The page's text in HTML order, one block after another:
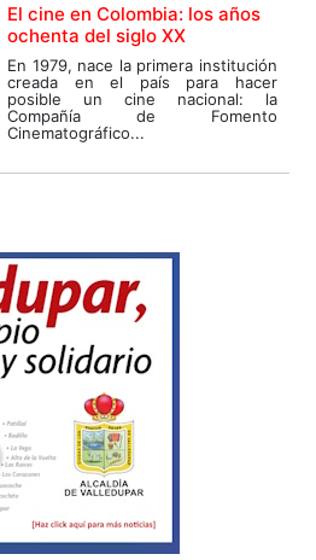
El cine en Colombia: los años
ochenta del siglo XX
En 1979, nace la primera institución
creada en el país para hacer
posible un cine nacional: la
Compañía de Fomento
Cinematográfico...